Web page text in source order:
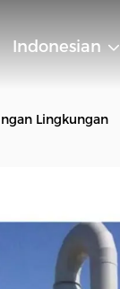
Indonesian
Lingkungan